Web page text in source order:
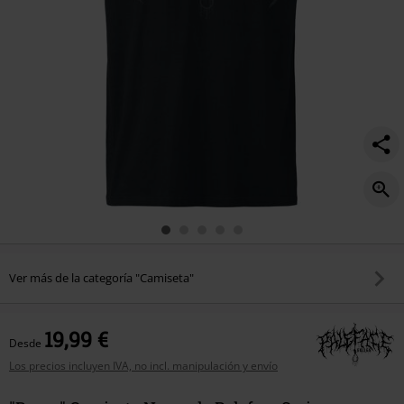
Ver más de la categoría "Camiseta"
Desde 19,99 €
Los precios incluyen IVA, no incl. manipulación y envío